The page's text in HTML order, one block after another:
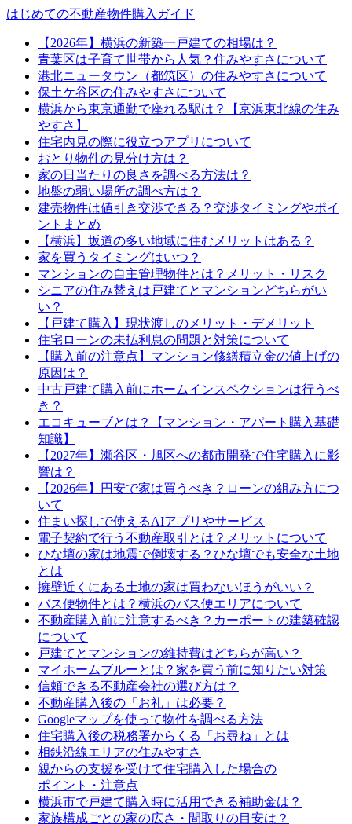
はじめての不動産物件購入ガイド
【2026年】横浜の新築一戸建ての相場は？
青葉区は子育て世帯から人気？住みやすさについて
港北ニュータウン（都筑区）の住みやすさについて
保土ケ谷区の住みやすさについて
横浜から東京通勤で座れる駅は？【京浜東北線の住み
やすさ】
住宅内見の際に役立つアプリについて
おとり物件の見分け方は？
家の日当たりの良さを調べる方法は？
地盤の弱い場所の調べ方は？
建売物件は値引き交渉できる？交渉タイミングやポイ
ントまとめ
【横浜】坂道の多い地域に住むメリットはある？
家を買うタイミングはいつ？
マンションの自主管理物件とは？メリット・リスク
シニアの住み替えは戸建てとマンションどちらがい
い？
【戸建て購入】現状渡しのメリット・デメリット
住宅ローンの未払利息の問題と対策について
【購入前の注意点】マンション修繕積立金の値上げの
原因は？
中古戸建て購入前にホームインスペクションは行うべ
き？
エコキューブとは？【マンション・アパート購入基礎
知識】
【2027年】瀬谷区・旭区への都市開発で住宅購入に影
響は？
【2026年】円安で家は買うべき？ローンの組み方につ
いて
住まい探しで使えるAIアプリやサービス
電子契約で行う不動産取引とは？メリットについて
ひな壇の家は地震で倒壊する？ひな壇でも安全な土地
とは
擁壁近くにある土地の家は買わないほうがいい？
バス便物件とは？横浜のバス便エリアについて
不動産購入前に注意するべき？カーポートの建築確認
について
戸建てとマンションの維持費はどちらが高い？
マイホームブルーとは？家を買う前に知りたい対策
信頼できる不動産会社の選び方は？
不動産購入後の「お礼」は必要？
Googleマップを使って物件を調べる方法
住宅購入後の税務署からくる「お尋ね」とは
相鉄沿線エリアの住みやすさ
親からの支援を受けて住宅購入した場合の
ポイント・注意点
横浜市で戸建て購入時に活用できる補助金は？
家族構成ごとの家の広さ・間取りの目安は？